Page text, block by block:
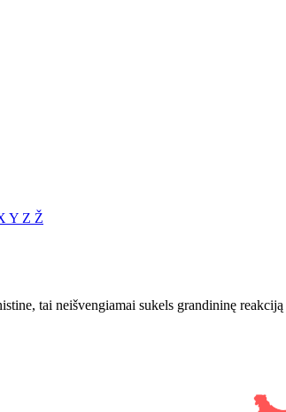
Y Z Ž
tai neišvengiamai sukels grandininę